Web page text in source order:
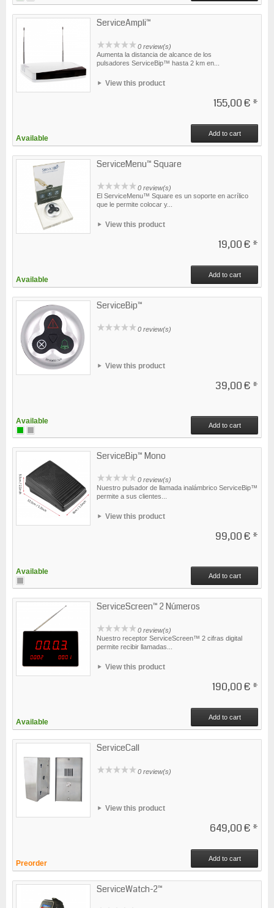
ServiceAmpli™
0 review(s)
Aumenta la distancia de alcance de los
pulsadores ServiceBip™ hasta 2 km en...
View this product
155,00 € *
Available
Add to cart
ServiceMenu™ Square
0 review(s)
El ServiceMenu™ Square es un soporte en acrílico
que le permite colocar y...
View this product
19,00 € *
Available
Add to cart
ServiceBip™
0 review(s)
View this product
39,00 € *
Available Add to cart
ServiceBip™ Mono
0 review(s)
Nuestro pulsador de llamada inalámbrico ServiceBip™
permite a sus clientes...
View this product
99,00 € *
Available Add to cart
ServiceScreen™ 2 Números
0 review(s)
Nuestro receptor ServiceScreen™ 2 cifras digital
permite recibir llamadas...
View this product
190,00 € *
Available
Add to cart
ServiceCall
0 review(s)
View this product
649,00 € *
Preorder
Add to cart
ServiceWatch-2™